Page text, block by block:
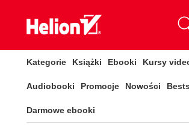
Kategorie Książki Ebooki Kursy
Audiobooki Promocje Nowości
Darmowe ebooki